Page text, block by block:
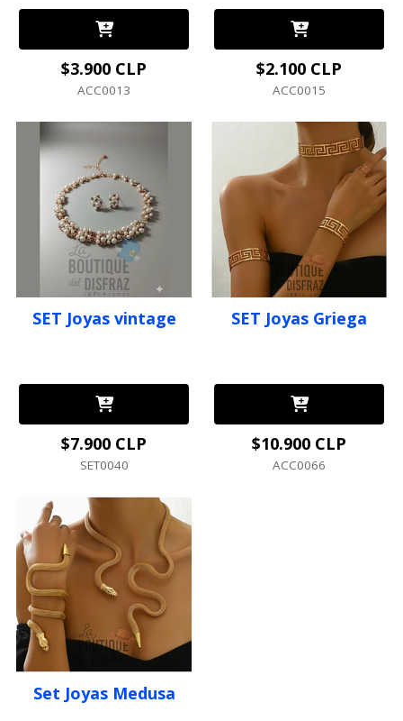
$3.900 CLP
ACC0013
$2.100 CLP
ACC0015
SET Joyas vintage
$7.900 CLP
SET0040
SET Joyas Griega
$10.900 CLP
ACC0066
Set Joyas Medusa